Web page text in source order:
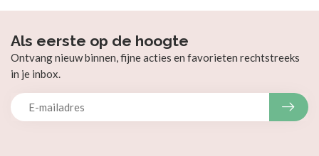
Als eerste op de hoogte
Ontvang nieuw binnen, fijne acties en favorieten rechtstreeks
in je inbox.